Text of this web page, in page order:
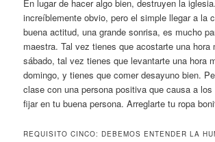
En lugar de hacer algo bien, destruyen la
increíblemente obvio, pero el simple llegar a la
buena actitud, una grande sonrisa, es mucho
maestra. Tal vez tienes que acostarte una hora
sábado, tal vez tienes que levantarte una hora
domingo, y tienes que comer desayuno bien.
clase con una persona positiva que causa a
fijar en tu buena persona. Arreglarte tu ropa
REQUISITO CINCO: DEBEMOS ENTENDER LA